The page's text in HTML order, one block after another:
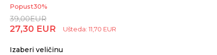
Popust30%
39,00EUR
27,30 EUR Ušteda: 11,70 EUR
Izaberi veličinu